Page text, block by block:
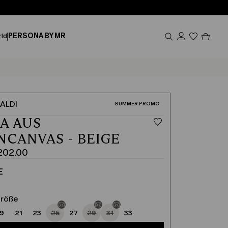
PERSONA BY MR
KATEGORIE:
SUMMER PROMO
AUS
- BEIGE
21 23 25 27 29 31 33